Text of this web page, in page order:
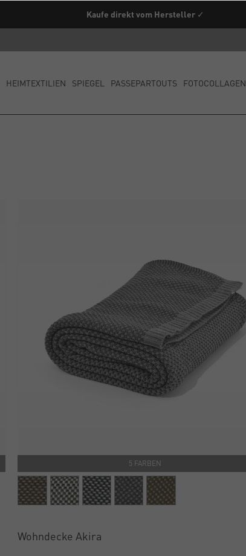
Kaufe direkt vom Hersteller ✓
HEIMTEXTILIEN SPIEGEL PASSEPARTOUTS FOTOCOLLAGEN
5 FARBEN
Wohndecke Akira